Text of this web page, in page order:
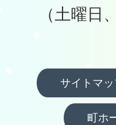
（土曜日
サイトマ
町ホ